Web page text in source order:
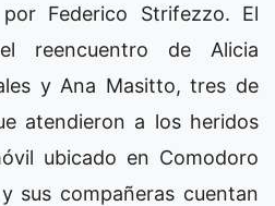
Federico Strifezzo. El
reencuentro de Alicia
y Ana Masitto, tres de
atendieron a los heridos
ubicado en Comodoro
sus compañeras cuentan